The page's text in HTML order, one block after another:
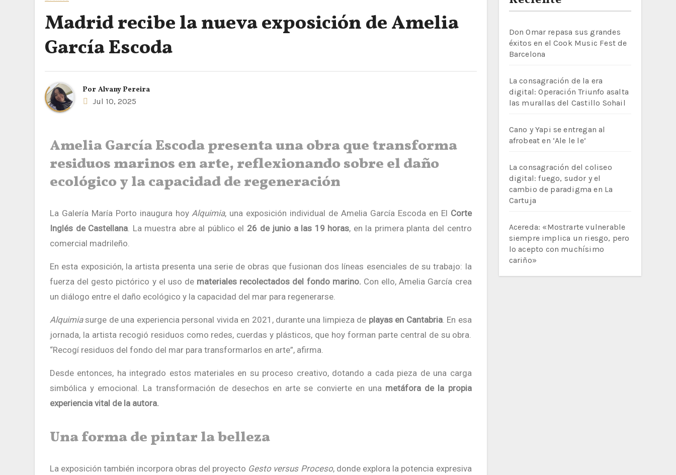
Madrid recibe la nueva exposición de Amelia
García Escoda
Por Alvany Pereira
Jul 10, 2025
Amelia García Escoda presenta una obra que transforma
residuos marinos en arte, reflexionando sobre el daño
ecológico y la capacidad de regeneración
La Galería María Porto inaugura hoyAlquimia, una exposición individual de Amelia García Escoda en El Corte
Inglés de Castellana. La muestra abre al público el 26 de junio a las 19 horas, en la primera planta del centro
comercial madrileño.
En esta exposición, la artista presenta una serie de obras que fusionan dos líneas esenciales de su trabajo: la
fuerza del gesto pictórico y el uso de materiales recolectados del fondo marino. Con ello, Amelia García crea
un diálogo entre el daño ecológico y la capacidad del mar para regenerarse.
Alquimiasurge de una experiencia personal vivida en 2021, durante una limpieza de playas en Cantabria. En esa
jornada, la artista recogió residuos como redes, cuerdas y plásticos, que hoy forman parte central de su obra.
“Recogí residuos del fondo del mar para transformarlos en arte”, afirma.
Desde entonces, ha integrado estos materiales en su proceso creativo, dotando a cada pieza de una carga
simbólica y emocional. La transformación de desechos en arte se convierte en una metáfora de la propia
experiencia vital de la autora.
Una forma de pintar la belleza
La exposición también incorpora obras del proyecto Gesto versus Proceso, donde explora la potencia expresiva
Don Omar repasa sus grandes
éxitos en el Cook Music Fest de
Barcelona
La consagración de la era
digital: Operación Triunfo asalta
las murallas del Castillo Sohail
Cano y Yapi se entregan al
afrobeat en ‘Ale le le’
La consagración del coliseo
digital: fuego, sudor y el
cambio de paradigma en La
Cartuja
Acereda: «Mostrarte vulnerable
siempre implica un riesgo, pero
lo acepto con muchísimo
cariño»